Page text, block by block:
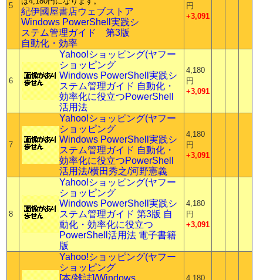
5
紀伊國屋書店ウェブストア
Windows PowerShell実践シ
ステム管理ガイド 第3版
自動化・効率
円
+3,091
6
Yahoo!ショッピング(ヤフー
ショッピング
Windows PowerShell実践シ
ステム管理ガイド 自動化・
効率化に役立つPowerShell
活用法
4,180
円
+3,091
7
Yahoo!ショッピング(ヤフー
ショッピング
Windows PowerShell実践シ
ステム管理ガイド 自動化・
効率化に役立つPowerShell
活用法/横田秀之/河野憲義
4,180
円
+3,091
8
Yahoo!ショッピング(ヤフー
ショッピング
Windows PowerShell実践シ
ステム管理ガイド 第3版 自
動化・効率化に役立つ
PowerShell活用法 電子書籍
版
4,180
円
+3,091
Yahoo!ショッピング(ヤフー
ショッピング
[本/雑誌]/Windows
4,180